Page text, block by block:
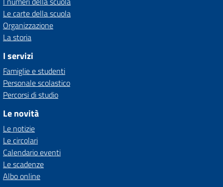
Le carte della scuola
Organizzazione
La storia
I servizi
Famiglie e studenti
Personale scolastico
Percorsi di studio
Le novità
Le notizie
Le circolari
Calendario eventi
Le scadenze
Albo online